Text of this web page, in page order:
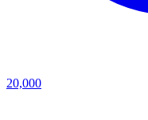
20,000